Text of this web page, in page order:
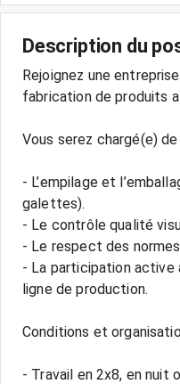
Description du
Rejoignez une
fabrication de produits
Vous serez chargé(e) de
- L’empilage et
galettes).
- Le contrôle qualité
- Le respect des
- La participation active
ligne de production.
Conditions et
- Travail en 2x8, en nuit